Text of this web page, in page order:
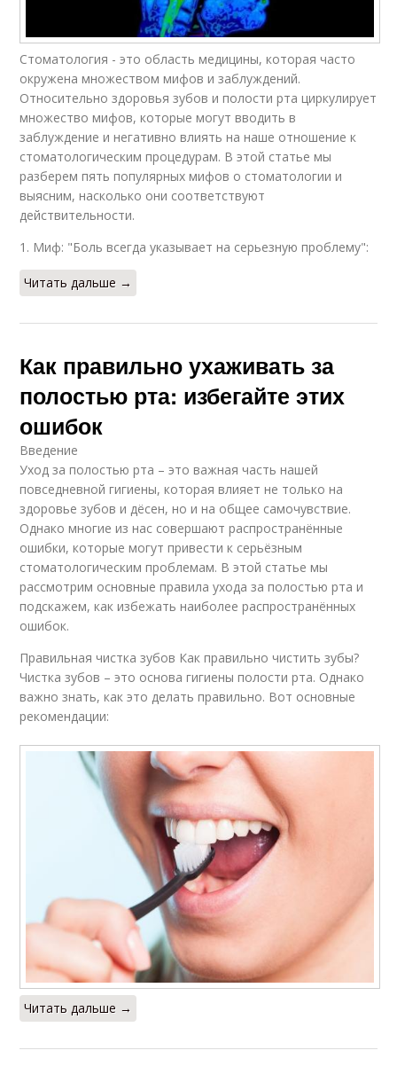
Стоматология - это область медицины, которая часто
окружена множеством мифов и заблуждений.
Относительно здоровья зубов и полости рта циркулирует
множество мифов, которые могут вводить в
заблуждение и негативно влиять на наше отношение к
стоматологическим процедурам. В этой статье мы
разберем пять популярных мифов о стоматологии и
выясним, насколько они соответствуют
действительности.
1. Миф: "Боль всегда указывает на серьезную проблему":
Читать дальше →
Как правильно ухаживать за
полостью рта: избегайте этих
ошибок
Введение
Уход за полостью рта – это важная часть нашей
повседневной гигиены, которая влияет не только на
здоровье зубов и дёсен, но и на общее самочувствие.
Однако многие из нас совершают распространённые
ошибки, которые могут привести к серьёзным
стоматологическим проблемам. В этой статье мы
рассмотрим основные правила ухода за полостью рта и
подскажем, как избежать наиболее распространённых
ошибок.
Правильная чистка зубов Как правильно чистить зубы?
Чистка зубов – это основа гигиены полости рта. Однако
важно знать, как это делать правильно. Вот основные
рекомендации:
Читать дальше →